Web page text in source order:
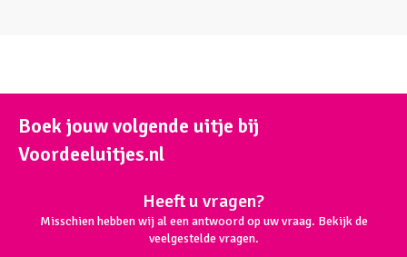
Boek jouw volgende uitje bij
Voordeeluitjes.nl
Heeft u vragen?
Misschien hebben wij al een antwoord op uw vraag. Bekijk de
veelgestelde vragen.